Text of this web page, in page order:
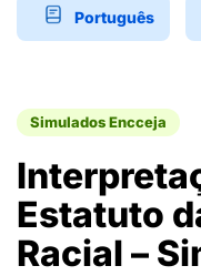
Português
Simulados Encceja
Estatuto
Racial –